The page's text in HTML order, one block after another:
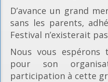
D’avance un grand
sans les parents,
Festival n’existerait
Nous vous espérons
pour son
participation à cette